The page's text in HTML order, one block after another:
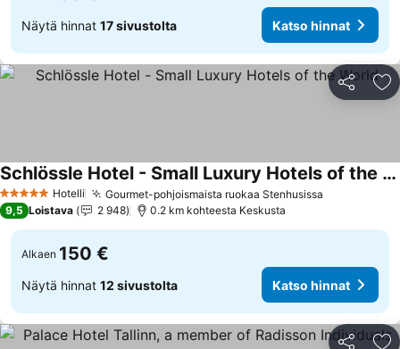
Näytä hinnat 17 sivustolta Katso hinnat
Jaa
5 Tähtiluokitus
Hotelli Gourmet-pohjoismaista ruokaa Stenhusissa
Schlössle Hotel - Small Luxury Hotels of the World
Katso hinnat
9,5 Loistava 2 948 0.2 km kohteesta Keskusta
Alkaen 150 €
Näytä hinnat 12 sivustolta Katso hinnat